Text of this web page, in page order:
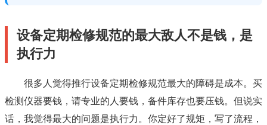
设备定期检修规范的最大敌人不是钱，是
执行力
很多人觉得推行设备定期检修规范最大的障碍是成本。买
检测仪器要钱，请专业的人要钱，备件库存也要压钱。但说实
话，我觉得最大的问题是执行力。你定好了规矩，写了流程，